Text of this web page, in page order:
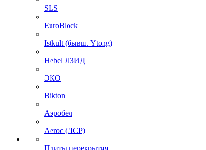
SLS
EuroBlock
Istkult (бывш. Ytong)
Hebel ЛЗИД
ЭКО
Bikton
Аэробел
Aeroc (ЛСР)
Плиты перекрытия